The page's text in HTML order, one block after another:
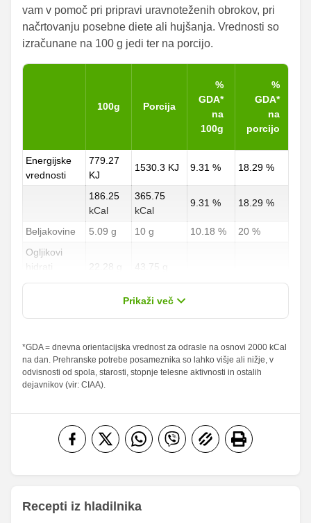
vam v pomoč pri pripravi uravnoteženih obrokov, pri
načrtovanju posebne diete ali hujšanja. Vrednosti so
izračunane na 100 g jedi ter na porcijo.
100g Porcija
%
GDA*
na
100g
%
GDA*
na
porcijo
Energijske
vrednosti
779.27
KJ
1530.3 KJ 9.31 % 18.29 %
186.25
kCal
365.75
kCal
9.31 % 18.29 %
Beljakovine 5.09 g 10 g 10.18 %
20 %
Ogljikovi
hidrati
22.28 g 43.75 g
2.25 g
8.25 % 16.2 %
od teh
nasičene
maščobne
7.64 g
1.15 g
15 g 10.91 % 21.43 %
2.42 g 4.75 g 9.68 %
19 %
Folna kislina
0 g
0 g
mg
Prikaži več
*GDA = dnevna orientacijska vrednost za odrasle na osnovi 2000 kCal
na dan. Prehranske potrebe posameznika so lahko višje ali nižje, v
odvisnosti od spola, starosti, stopnje telesne aktivnosti in ostalih
dejavnikov (vir: CIAA).
Recepti iz hladilnika